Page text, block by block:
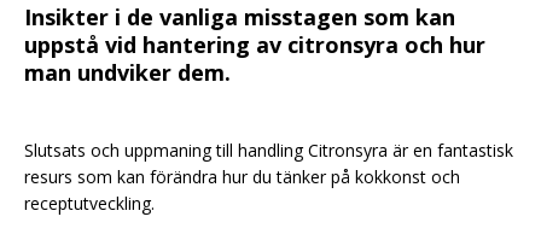
Insikter i de vanliga misstagen som kan
uppstå vid hantering av citronsyra och hur
man undviker dem.
Slutsats och uppmaning till handling Citronsyra är en fantastisk
resurs som kan förändra hur du tänker på kokkonst och
receptutveckling.